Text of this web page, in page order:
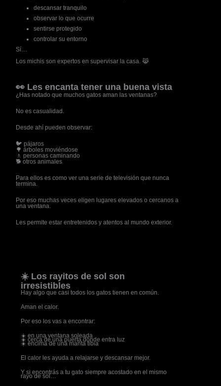
descansar tranquilo
observar lo que ocurre
sentirse protegido
controlar su entorno
Sí…
Los michis son expertos en supervisar la casa. 😹
👀 Les encanta tener una buena vista
¿Has notado que muchos gatos aman las ventanas?
No es casualidad.
Desde ahí pueden observar:
🐦 pájaros
🌳 árboles moviéndose
🚶 personas caminando
🐕 otros animales
Para ellos es como ver una serie de televisión que nunca
termina.
Por eso muchas veces eligen lugares elevados o cercanos a
una ventana.
Les permite estar entretenidos y atentos al mundo exterior.
☀️ Los rayitos de sol son
irresistibles
Hay algo que casi todos los gatos tienen en común.
Aman el calor.
Por eso los vas a encontrar:
☀️ en una ventana soleada
☀️ cerca de una puerta donde entra luz
☀️ encima de una manta tibia
El calor les ayuda a relajarse y descansar mejor.
Y si encontrás a tu gato siempre acostado en el mismo
rayo de sol…